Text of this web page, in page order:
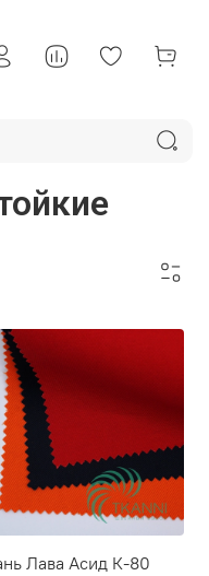
Лава Aсид К-80